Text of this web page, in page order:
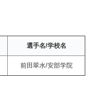
選手名/学校名
前田翠水/安部学院